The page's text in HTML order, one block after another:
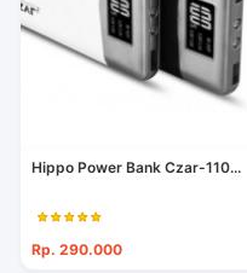
Hippo Power Bank Czar-110...
Rp. 290.000